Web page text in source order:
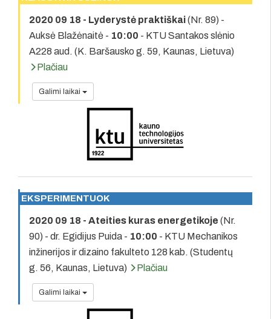
2020 09 18 - Lyderystė praktiškai(Nr. 89) -
Auksė Blažėnaitė - 10:00 - KTU Santakos slėnio
A228 aud. (K. Baršausko g. 59, Kaunas, Lietuva)
Plačiau
Galimi laikai
EKSPERIMENTUOK
2020 09 18 - Ateities kuras energetikoje (Nr.
90) - dr. Egidijus Puida - 10:00 - KTU Mechanikos
inžinerijos ir dizaino fakulteto 128 kab. (Studentų
g. 56, Kaunas, Lietuva)
Plačiau
Galimi laikai